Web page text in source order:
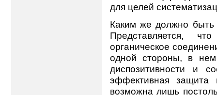
для целей
Каким же должно быть
Представляется,
органическое
одной стороны, в нем
диспозитивности и
эффективная защита
возможна лишь